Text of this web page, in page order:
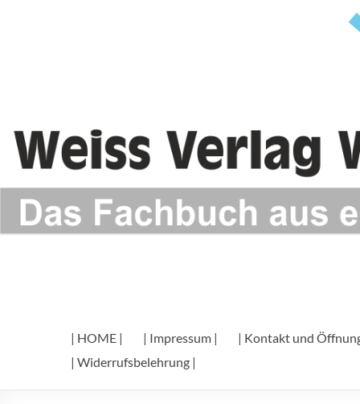
| HOME | | Impressum |
| Kontakt und
| Widerrufsbelehrung |